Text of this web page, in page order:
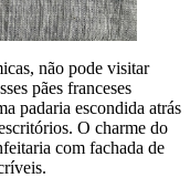
não pode visitar
pães franceses
padaria escondida atrás
O charme do
com fachada de